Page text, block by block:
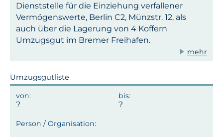
Dienststelle für die Einziehung verfallener
Vermögenswerte, Berlin C2, Münzstr. 12, als
auch über die Lagerung von 4 Koffern
Umzugsgut im Bremer Freihafen.
mehr
Umzugsgutliste